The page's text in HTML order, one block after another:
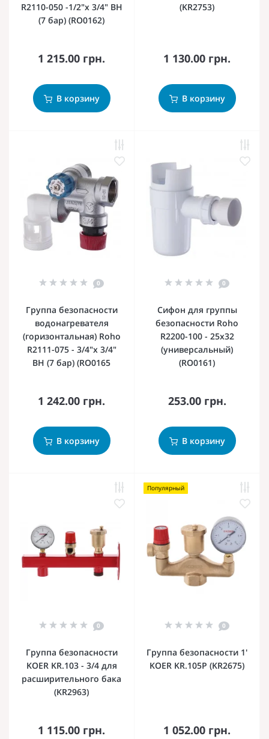
R2110-050 -1/2"х 3/4" ВН
(7 бар) (RO0162)
1 215.00 грн.
В корзину
(KR2753)
1 130.00 грн.
В корзину
0
Группа безопасности
водонагревателя
(горизонтальная) Roho
R2111-075 - 3/4"х 3/4"
ВН (7 бар) (RO0165
1 242.00 грн.
В корзину
0
Сифон для группы
безопасности Roho
R2200-100 - 25x32
(универсальный)
(RO0161)
253.00 грн.
В корзину
0
Группа безопасности
KOER KR.103 - 3/4 для
расширительного бака
(KR2963)
1 115.00 грн.
Популярный
0
Группа безопасности 1'
KOER KR.105P (KR2675)
1 052.00 грн.